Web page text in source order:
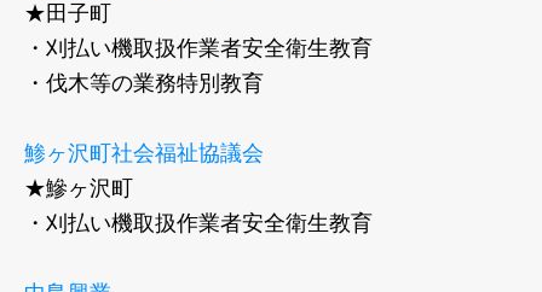
★田子町
・刈払い機取扱作業者安全衛生教育
・伐木等の業務特別教育
鯵ヶ沢町社会福祉協議会
★鰺ヶ沢町
・刈払い機取扱作業者安全衛生教育